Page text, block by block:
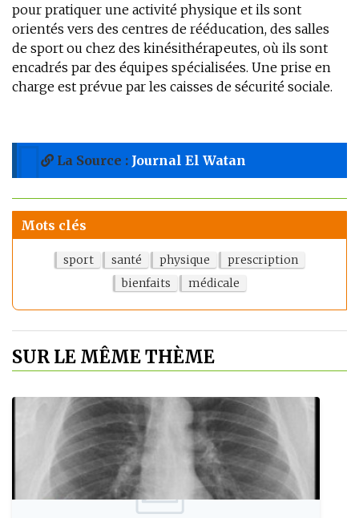
pour pratiquer une activité physique et ils sont
orientés vers des centres de rééducation, des salles
de sport ou chez des kinésithérapeutes, où ils sont
encadrés par des équipes spécialisées. Une prise en
charge est prévue par les caisses de sécurité sociale.
La Source : Journal El Watan
Mots clés
sport santé physique
prescription
bienfaits
médicale
SUR LE MÊME THÈME